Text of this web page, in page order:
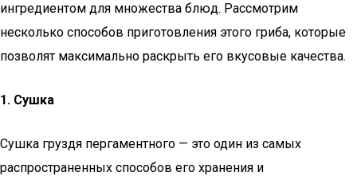
ингредиентом для множества блюд. Рассмотрим
несколько способов приготовления этого гриба, которые
позволят максимально раскрыть его вкусовые качества.
1. Сушка
Сушка груздя пергаментного — это один из самых
распространенных способов его хранения и